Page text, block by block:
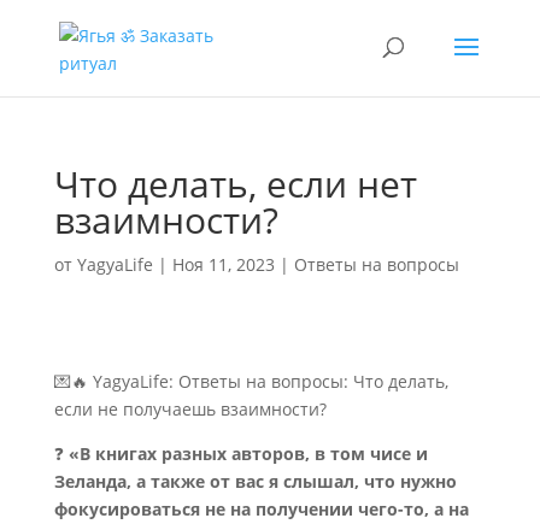
Что делать, если нет
взаимности?
от YagyaLife | Ноя 11, 2023 | Ответы на вопросы
💌🔥 YagyaLife: Ответы на вопросы: Что делать,
если не получаешь взаимности?
❓ «В книгах разных авторов, в том чисе и
Зеланда, а также от вас я слышал, что нужно
фокусироваться не на получении чего-то, а на